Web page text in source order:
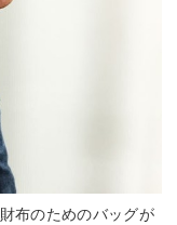
布のためのバッグが